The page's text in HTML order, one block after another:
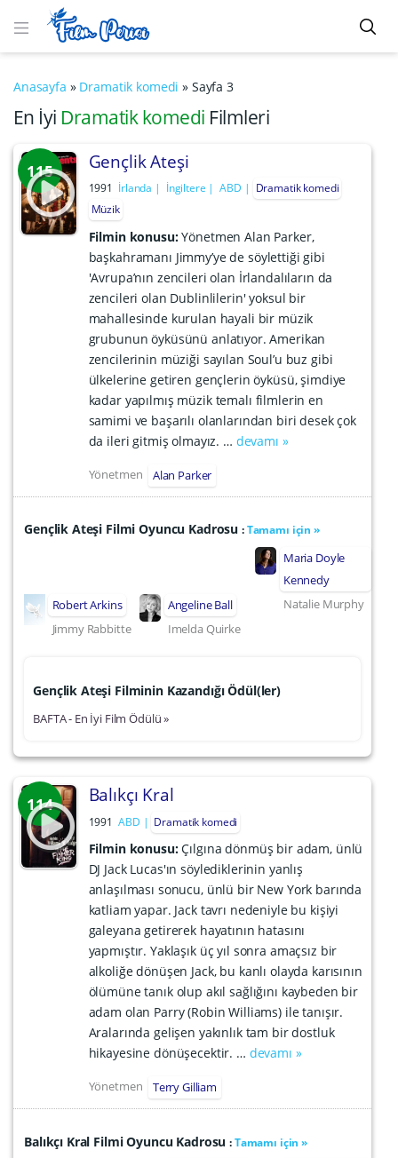
Anasayfa » Dramatik komedi » Sayfa 3
En İyi Dramatik komedi Filmleri
115 Gençlik Ateşi
1991 İrlanda İngiltere ABD
Dramatik komedi
Müzik
Filmin konusu:Yönetmen Alan Parker,
başkahramanı Jimmy’ye de söylettiği gibi
'Avrupa’nın zencileri olan İrlandalıların da
zencileri olan Dublinlilerin' yoksul bir
mahallesinde kurulan hayali bir müzik
grubunun öyküsünü anlatıyor. Amerikan
zencilerinin müziği sayılan Soul’u buz gibi
ülkelerine getiren gençlerin öyküsü, şimdiye
kadar yapılmış müzik temalı filmlerin en
samimi ve başarılı olanlarından biri desek çok
da ileri gitmiş olmayız. … devamı »
Yönetmen Alan Parker
Gençlik Ateşi Filmi Oyuncu Kadrosu:Tamamı için »
Robert Arkins
Jimmy Rabbitte
Angeline Ball
Imelda Quirke
Maria Doyle
Kennedy
Natalie Murphy
Gençlik Ateşi Filminin Kazandığı Ödül(ler)
BAFTA - En İyi Film Ödülü »
114 Balıkçı Kral
1991 ABD Dramatik komedi
Filmin konusu:Çılgına dönmüş bir adam, ünlü
DJ Jack Lucas'ın söylediklerinin yanlış
anlaşılması sonucu, ünlü bir New York barında
katliam yapar. Jack tavrı nedeniyle bu kişiyi
galeyana getirerek hayatının hatasını
yapmıştır. Yaklaşık üç yıl sonra amaçsız bir
alkoliğe dönüşen Jack, bu kanlı olayda karısının
ölümüne tanık olup akıl sağlığını kaybeden bir
adam olan Parry (Robin Williams) ile tanışır.
Aralarında gelişen yakınlık tam bir dostluk
hikayesine dönüşecektir. … devamı »
Yönetmen Terry Gilliam
Balıkçı Kral Filmi Oyuncu Kadrosu:Tamamı için »